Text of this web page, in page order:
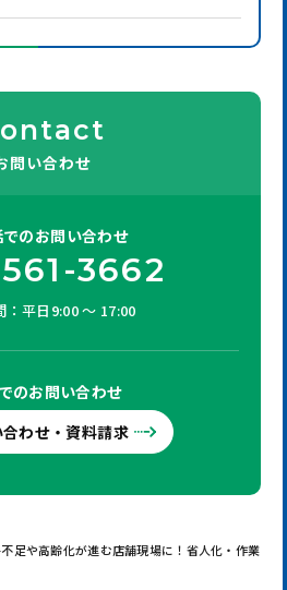
問い合わせ
のお問い合わせ
3662
：平日9:00 ～ 17:00
のお問い合わせ
わせ・資料請求
不足や高齢化が進む店舗現場に！省人化・作業